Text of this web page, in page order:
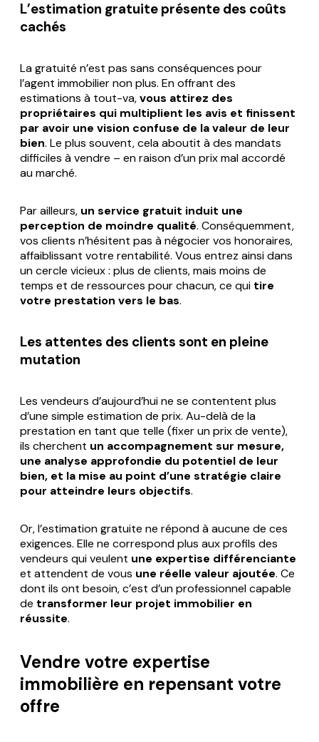
L’estimation gratuite présente des coûts
cachés
La gratuité n’est pas sans conséquences pour
l’agent immobilier non plus. En offrant des
estimations à tout-va,vous attirez des
propriétaires qui multiplient les avis et finissent
par avoir une vision confuse de la valeur de leur
bien. Le plus souvent, cela aboutit à des mandats
difficiles à vendre – en raison d’un prix mal accordé
au marché.
Par ailleurs, un service gratuit induit une
perception de moindre qualité. Conséquemment,
vos clients n’hésitent pas à négocier vos honoraires,
affaiblissant votre rentabilité. Vous entrez ainsi dans
un cercle vicieux : plus de clients, mais moins de
temps et de ressources pour chacun, ce qui tire
votre prestation vers le bas.
Les attentes des clients sont en pleine
mutation
Les vendeurs d’aujourd’hui ne se contentent plus
d’une simple estimation de prix. Au-delà de la
prestation en tant que telle (fixer un prix de vente),
ils cherchent un accompagnement sur mesure,
une analyse approfondie du potentiel de leur
bien, et la mise au point d’une stratégie claire
pour atteindre leurs objectifs.
Or, l’estimation gratuite ne répond à aucune de ces
exigences. Elle ne correspond plus aux profils des
vendeurs qui veulent une expertise différenciante
et attendent de vous une réelle valeur ajoutée. Ce
dont ils ont besoin, c’est d’un professionnel capable
de transformer leur projet immobilier en
réussite.
Vendre votre expertise
immobilière en repensant votre
offre